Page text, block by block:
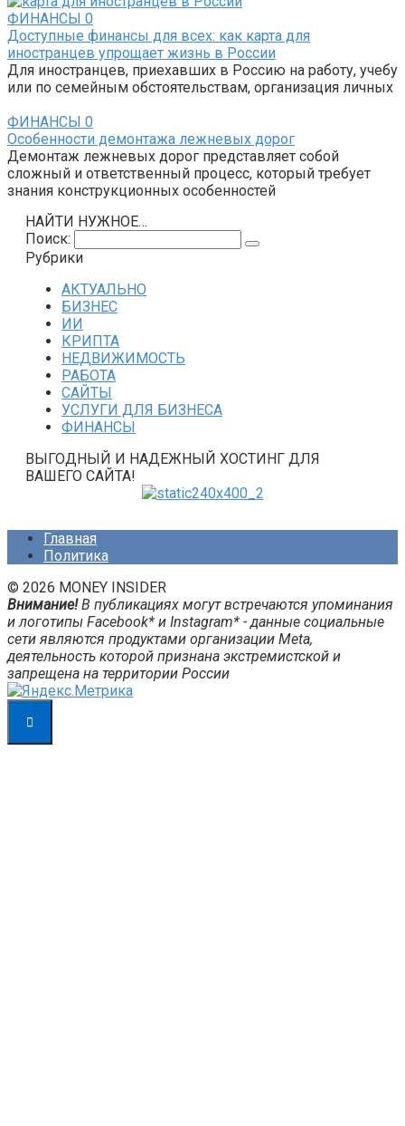
ФИНАНСЫ 0
Доступные финансы для всех: как карта для
иностранцев упрощает жизнь в России
Для иностранцев, приехавших в Россию на работу, учебу
или по семейным обстоятельствам, организация личных
ФИНАНСЫ 0
Особенности демонтажа лежневых дорог
Демонтаж лежневых дорог представляет собой
сложный и ответственный процесс, который требует
знания конструкционных особенностей
НАЙТИ НУЖНОЕ…
Поиск:
Рубрики
АКТУАЛЬНО
БИЗНЕС
ИИ
КРИПТА
НЕДВИЖИМОСТЬ
РАБОТА
САЙТЫ
УСЛУГИ ДЛЯ БИЗНЕСА
ФИНАНСЫ
ВЫГОДНЫЙ И НАДЕЖНЫЙ ХОСТИНГ ДЛЯ
ВАШЕГО САЙТА!
Главная
Политика
© 2026 MONEY INSIDER
Внимание!В публикациях могут встречаются упоминания
и логотипы Facebook* и Instagram* - данные социальные
сети являются продуктами организации Meta,
деятельность которой признана экстремистской и
запрещена на территории России